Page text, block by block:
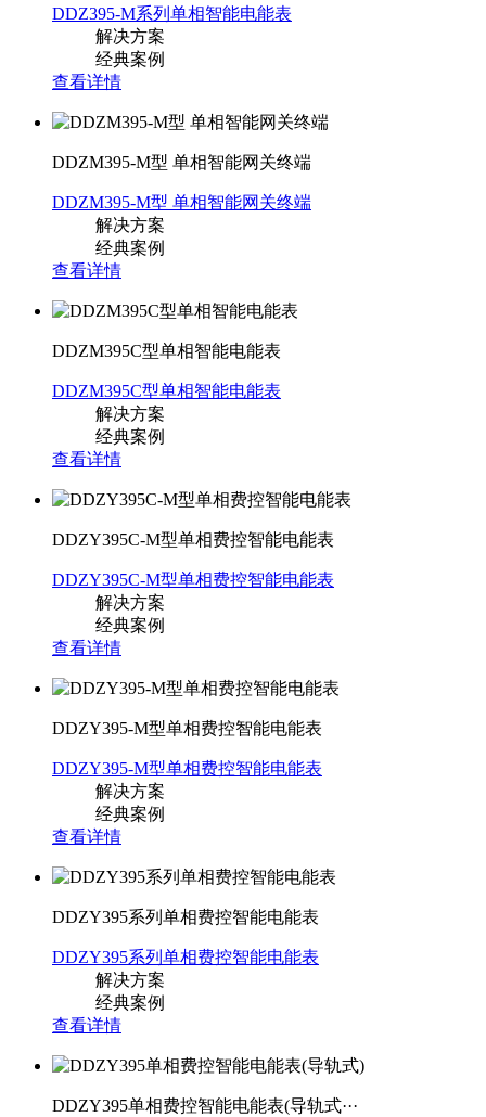
DDZ395-M系列单相智能电能表
解决方案
经典案例
查看详情
DDZM395-M型 单相智能网关终端
DDZM395-M型 单相智能网关终端
解决方案
经典案例
查看详情
DDZM395C型单相智能电能表
DDZM395C型单相智能电能表
解决方案
经典案例
查看详情
DDZY395C-M型单相费控智能电能表
DDZY395C-M型单相费控智能电能表
解决方案
经典案例
查看详情
DDZY395-M型单相费控智能电能表
DDZY395-M型单相费控智能电能表
解决方案
经典案例
查看详情
DDZY395系列单相费控智能电能表
DDZY395系列单相费控智能电能表
解决方案
经典案例
查看详情
DDZY395单相费控智能电能表(导轨式···